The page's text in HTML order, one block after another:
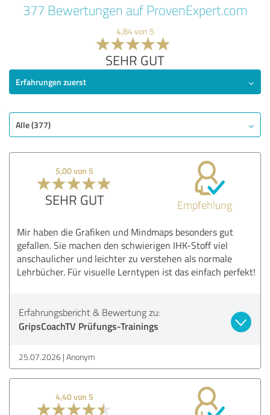
377 Bewertungen auf ProvenExpert.com
4,84 von 5
SEHR GUT
Erfahrungen zuerst
Alle (377)
5,00 von 5
SEHR GUT Empfehlung
Mir haben die Grafiken und Mindmaps besonders gut
gefallen. Sie machen den schwierigen IHK-Stoff viel
anschaulicher und leichter zu verstehen als normale
Lehrbücher. Für visuelle Lerntypen ist das einfach perfekt!
Erfahrungsbericht & Bewertung zu:
GripsCoachTV Prüfungs-Trainings
25.07.2026 Anonym
4,40 von 5